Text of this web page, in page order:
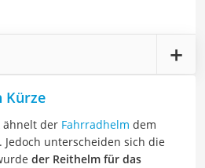
Kürze
ähnelt der Fahrradhelm dem
Jedoch unterscheiden sich die
der Reithelm für das